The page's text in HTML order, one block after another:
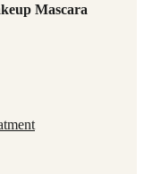
Mascara